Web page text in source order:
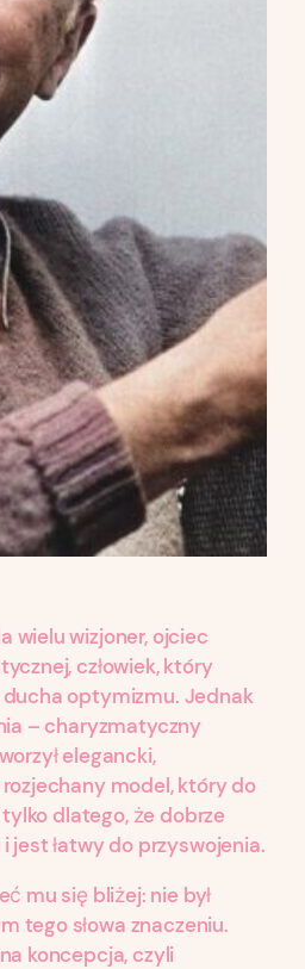
wielu wizjoner, ojciec
człowiek, który
ducha optymizmu. Jednak
– charyzmatyczny
elegancki,
model, który do
dlatego, że dobrze
jest łatwy do przyswojenia.
mu się bliżej: nie był
tego słowa znaczeniu.
koncepcja, czyli